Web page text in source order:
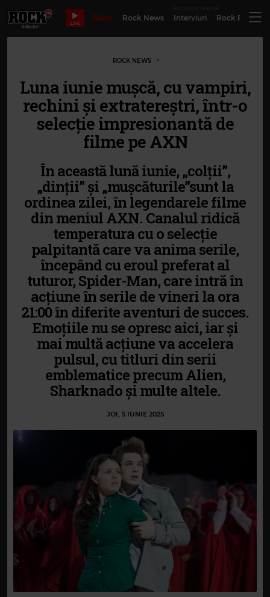
LIVE
Bilete Rock News Interviuri Rock
ROCK NEWS
Luna iunie mușcă, cu vampiri,
rechini și extratereștri, într-o
selecție impresionantă de
filme pe AXN
În această lună iunie, „colții”,
„dinții” și „mușcăturile”sunt la
ordinea zilei, în legendarele filme
din meniul AXN. Canalul ridică
temperatura cu o selecție
palpitantă care va anima serile,
începând cu eroul preferat al
tuturor, Spider-Man, care intră în
acțiune în serile de vineri la ora
21:00 în diferite aventuri de succes.
Emoțiile nu se opresc aici, iar și
mai multă acțiune va accelera
pulsul, cu titluri din serii
emblematice precum Alien,
Sharknado și multe altele.
JOI, 5 IUNIE 2025